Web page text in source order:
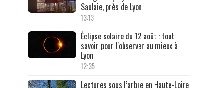
Saulaie, près de Lyon
13:13
Éclipse solaire du 12 août : tout
savoir pour l'observer au mieux à
Lyon
12:35
Lectures sous l’arbre en Haute-Loire